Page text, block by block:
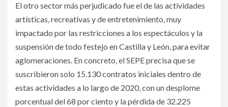
El otro sector más perjudicado fue el de las actividades
artísticas, recreativas y de entretenimiento, muy
impactado por las restricciones a los espectáculos y la
suspensión de todo festejo en Castilla y León, para evitar
aglomeraciones. En concreto, el SEPE precisa que se
suscribieron solo 15.130 contratos iniciales dentro de
estas actividades a lo largo de 2020, con un desplome
porcentual del 68 por ciento y la pérdida de 32.225